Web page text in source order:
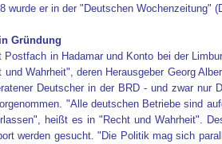
wurde er in der "Deutschen Wochenzeitung"
Gründung
Postfach in Hadamar und Konto bei der
Wahrheit", deren Herausgeber Georg
Deutscher in der BRD - und zwar nur
"Alle deutschen Betriebe sind
heißt es in "Recht und Wahrheit".
werden gesucht. "Die Politik mag sich